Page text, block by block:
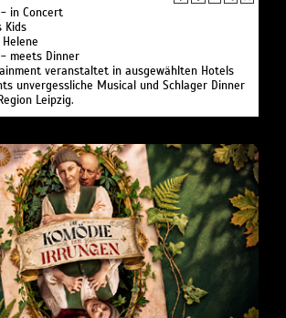
in Concert
Kids
meets Dinner
veranstaltet in ausgewählten Hotels
unvergessliche Musical und Schlager Dinner
Leipzig.